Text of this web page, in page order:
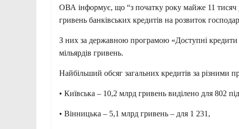
ОВА інформує, що “з початку року майже 11 тисяч
гривень банківських кредитів на розвиток
З них за державною програмою «Доступні
мільярдів гривень.
Найбільший обсяг загальних кредитів за різними
• Київська – 10,2 млрд гривень виділено для 802
• Вінницька – 5,1 млрд гривень – для 1 231,